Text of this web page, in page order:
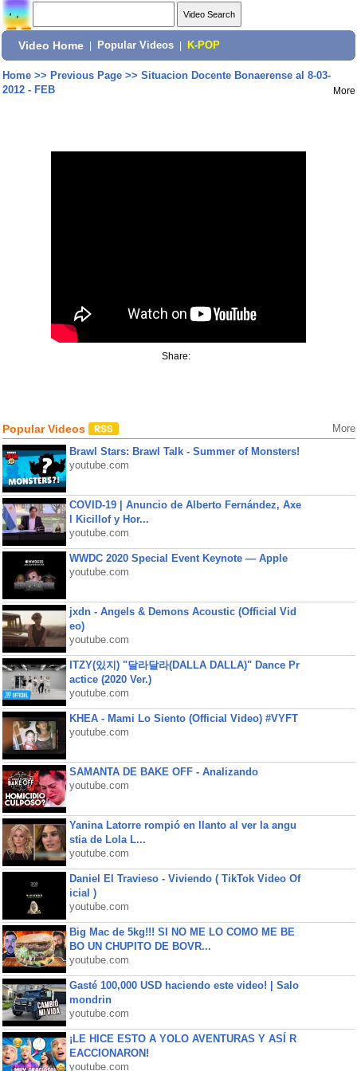
Video Home Popular Videos K-POP
Home>> Previous Page>> Situacion Docente Bonaerense al 8-03-
2012 - FEB
More
Share:
Popular Videos More
Brawl Stars: Brawl Talk - Summer of Monsters!
youtube.com
COVID-19 | Anuncio de Alberto Fernández, Axe
l Kicillof y Hor...
youtube.com
WWDC 2020 Special Event Keynote — Apple
youtube.com
jxdn - Angels & Demons Acoustic (Official Vid
eo)
youtube.com
ITZY(있지) "달라달라(DALLA DALLA)" Dance Pr
actice (2020 Ver.)
youtube.com
KHEA - Mami Lo Siento (Official Video) #VYFT
youtube.com
SAMANTA DE BAKE OFF - Analizando
youtube.com
Yanina Latorre rompió en llanto al ver la angu
stia de Lola L...
youtube.com
Daniel El Travieso - Viviendo ( TikTok Video Of
icial )
youtube.com
Big Mac de 5kg!!! SI NO ME LO COMO ME BE
BO UN CHUPITO DE BOVR...
youtube.com
Gasté 100,000 USD haciendo este video! | Salo
mondrin
youtube.com
¡LE HICE ESTO A YOLO AVENTURAS Y ASÍ R
EACCIONARON!
youtube.com